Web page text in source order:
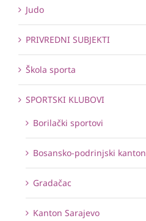
Judo
PRIVREDNI SUBJEKTI
Škola sporta
SPORTSKI KLUBOVI
Borilački sportovi
Bosansko-podrinjski kanton
Gradačac
Kanton Sarajevo